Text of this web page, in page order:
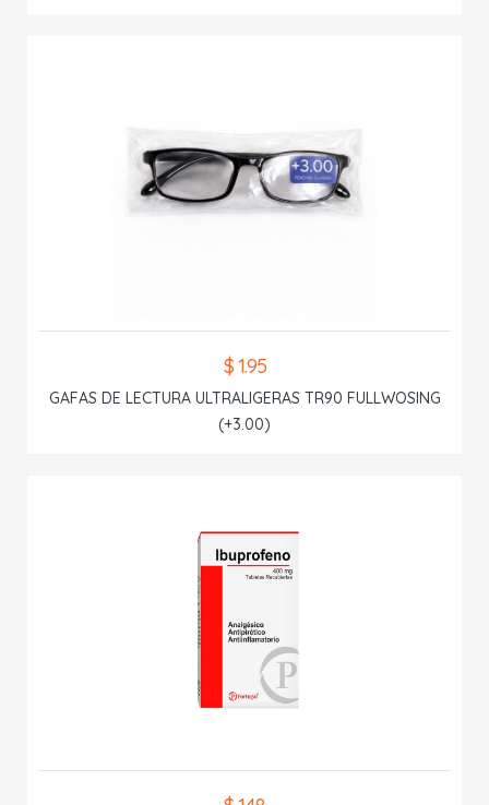
$ 1.95
GAFAS DE LECTURA ULTRALIGERAS TR90 FULLWOSING
(+3.00)